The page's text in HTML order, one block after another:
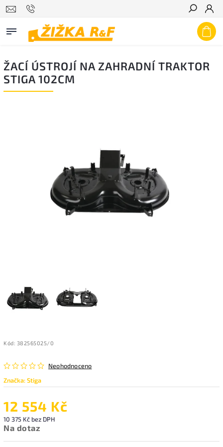
Hledat
ŽACÍ ÚSTROJÍ NA ZAHRADNÍ TRAKTOR
STIGA 102CM
Kód: 382565025/0
Neohodnoceno
Značka:Stiga
12 554 Kč
10 375 Kč bez DPH
Na dotaz